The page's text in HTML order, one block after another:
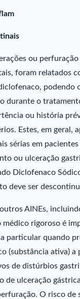
ou
foram relatados
podendo
durante o
ou história
Estes, em geral,
sérias em pacientes
ou ulceração
Diclofenaco
deve ser
AINEs,
médico rigoroso é
particular quando
(substância ativa) a
de distúrbios
de ulceração
O risco de